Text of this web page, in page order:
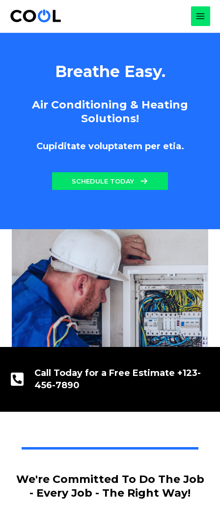
Breathe Easy.
Air Conditioning & Heating
Solutions!
Cupiditate voluptatem per etia.
SCHEDULE TODAY
Call Today for a Free Estimate +123-
456-7890
We're Committed To Do The Job
- Every Job - The Right Way!